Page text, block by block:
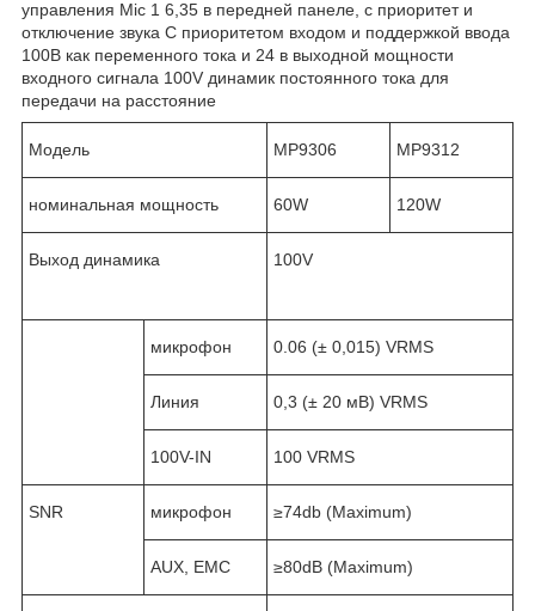
управления Mic 1 6,35 в передней панеле, с приоритет и
отключение звука С приоритетом входом и поддержкой ввода
100В как переменного тока и 24 в выходной мощности
входного сигнала 100V динамик постоянного тока для
передачи на расстояние
Модель MP9306 MP9312
номинальная мощность 60W 120W
Выход динамика 100V
микрофон 0.06 (± 0,015) VRMS
Линия 0,3 (± 20 мВ) VRMS
100V-IN 100 VRMS
SNR микрофон ≥74db (Maximum)
AUX, EMC ≥80dB (Maximum)